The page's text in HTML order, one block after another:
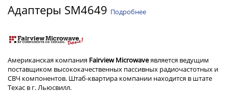
Адаптеры SM4649 Подробнее
Американская компания Fairview Microwaveявляется ведущим
поставщиком высококачественных пассивных радиочастотных и
СВЧ компонентов. Штаб-квартира компании находится в штате
Техас в г. Льюсвилл.